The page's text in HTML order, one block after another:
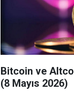
Bitcoin ve
(8 Mayıs 2026)